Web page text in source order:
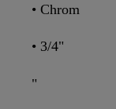
• Chrom
• 3/4"
"